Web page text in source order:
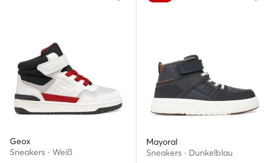
Geox
Sneakers · Weiß
Mayoral
Sneakers · Dunkelblau